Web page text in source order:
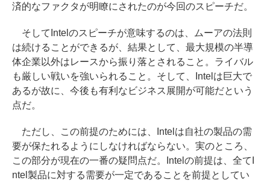
済的なファクタが明瞭にされたのが今回のスピーチだ。
そしてIntelのスピーチが意味するのは、ムーアの法則
は続けることができるが、結果として、最大規模の半導
体企業以外はレースから振り落とされること。ライバル
も厳しい戦いを強いられること。そして、Intelは巨大で
あるが故に、今後も有利なビジネス展開が可能だという
点だ。
ただし、この前提のためには、Intelは自社の製品の需
要が保たれるようにしなければならない。実のところ、
この部分が現在の一番の疑問点だ。Intelの前提は、全てI
ntel製品に対する需要が一定であることを前提としてい